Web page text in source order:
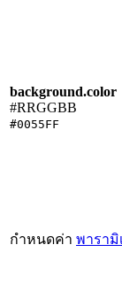
background.color
#RRGGBB
#0055FF
กำหนดค่า พารามิ